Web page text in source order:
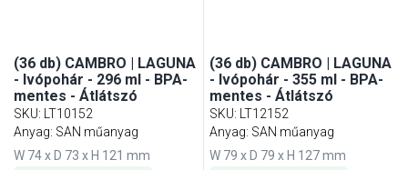
(36 db) CAMBRO | LAGUNA
- Ivópohár - 296 ml - BPA-
mentes - Átlátszó
SKU: LT10152
Anyag: SAN műanyag
W 74 x D 73 x H 121 mm
(36 db) CAMBRO | LAGUNA
- Ivópohár - 355 ml - BPA-
mentes - Átlátszó
SKU: LT12152
Anyag: SAN műanyag
W 79 x D 79 x H 127 mm